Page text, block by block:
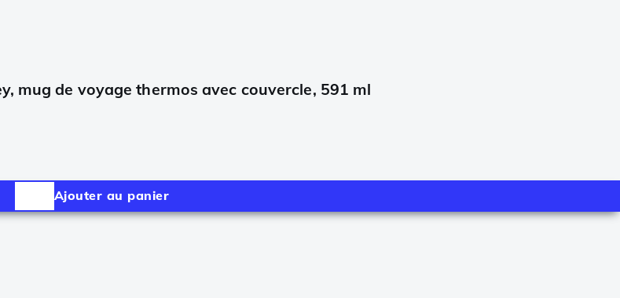
mug de voyage thermos avec couvercle, 591 ml
Ajouter au panier